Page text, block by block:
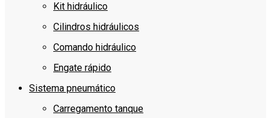
Kit hidráulico
Cilindros hidráulicos
Comando hidráulico
Engate rápido
Sistema pneumático
Carregamento tanque